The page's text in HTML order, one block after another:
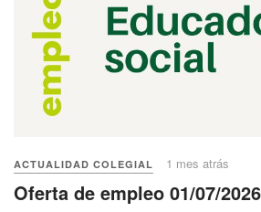
ACTUALIDAD COLEGIAL 1 mes atrás
Oferta de empleo 01/07/